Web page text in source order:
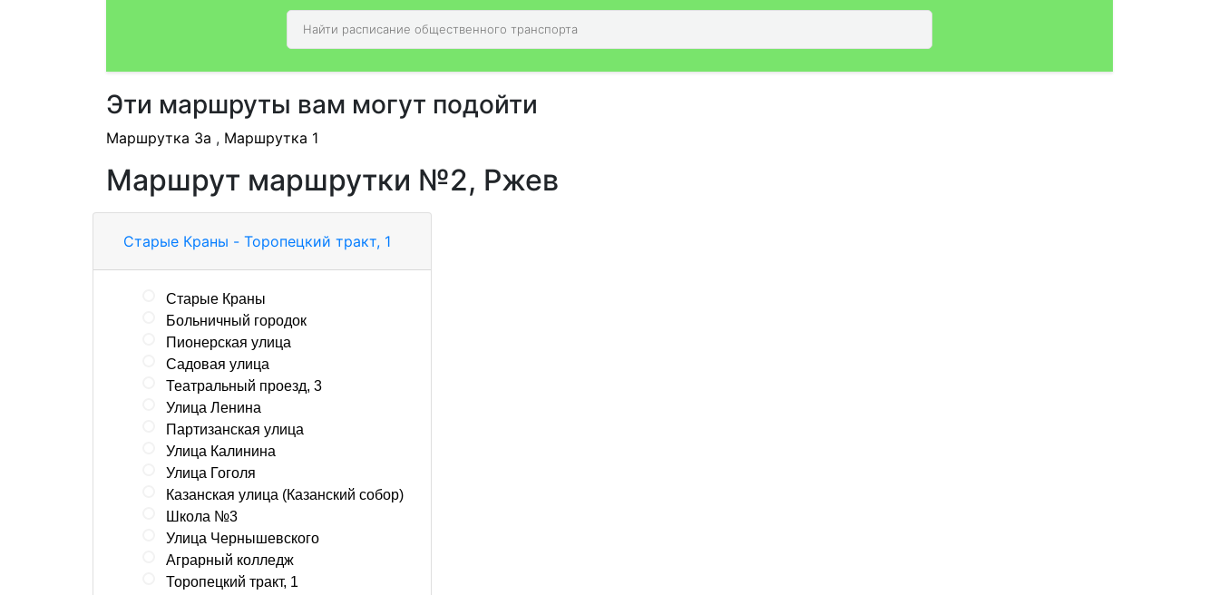
Эти маршруты вам могут подойти
Маршрутка 3а , Маршрутка 1
Маршрут маршрутки №2, Ржев
Старые Краны - Торопецкий тракт, 1
Старые Краны
Больничный городок
Пионерская улица
Садовая улица
Театральный проезд, 3
Улица Ленина
Партизанская улица
Улица Калинина
Улица Гоголя
Казанская улица (Казанский собор)
Школа №3
Улица Чернышевского
Аграрный колледж
Торопецкий тракт, 1